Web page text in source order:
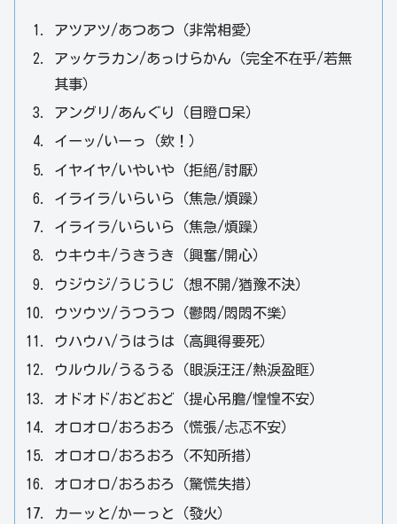
アツアツ/あつあつ（非常相愛）
アッケラカン/あっけらかん（完全不在乎/若無
其事）
アングリ/あんぐり（目瞪口呆）
イーッ/いーっ（欸！）
イヤイヤ/いやいや（拒絕/討厭）
イライラ/いらいら（焦急/煩躁）
イライラ/いらいら（焦急/煩躁）
ウキウキ/うきうき（興奮/開心）
ウジウジ/うじうじ（想不開/猶豫不決）
ウツウツ/うつうつ（鬱悶/悶悶不樂）
ウハウハ/うはうは（高興得要死）
ウルウル/うるうる（眼淚汪汪/熱淚盈眶）
オドオド/おどおど（提心吊膽/惶惶不安）
オロオロ/おろおろ（慌張/忐忑不安）
オロオロ/おろおろ（不知所措）
オロオロ/おろおろ（驚慌失措）
カーッと/かーっと（發火）